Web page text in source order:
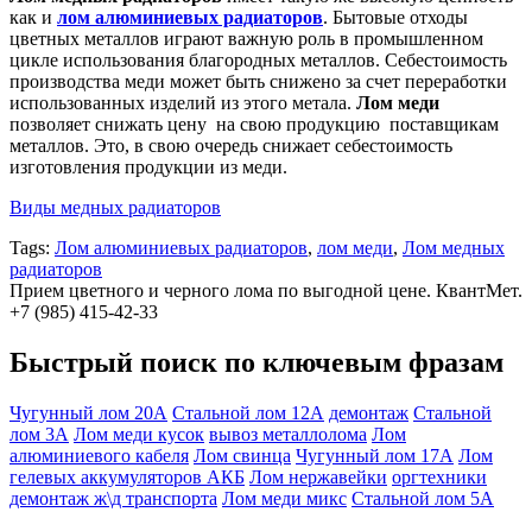
как и лом алюминиевых радиаторов. Бытовые отходы
цветных металлов играют важную роль в промышленном
цикле использования благородных металлов. Себестоимость
производства меди может быть снижено за счет переработки
использованных изделий из этого метала. Лом меди
позволяет снижать цену на свою продукцию поставщикам
металлов. Это, в свою очередь снижает себестоимость
изготовления продукции из меди.
Виды медных радиаторов
Tags: Лом алюминиевых радиаторов, лом меди, Лом медных
радиаторов
Прием цветного и черного лома по выгодной цене. КвантМет.
+7 (985) 415-42-33
Быстрый поиск по ключевым фразам
Чугунный лом 20А Стальной лом 12А демонтаж Стальной
лом 3А Лом меди кусок вывоз металлолома Лом
алюминиевого кабеля Лом свинца Чугунный лом 17А Лом
гелевых аккумуляторов АКБ Лом нержавейки оргтехники
демонтаж ж\д транспорта Лом меди микс Стальной лом 5А